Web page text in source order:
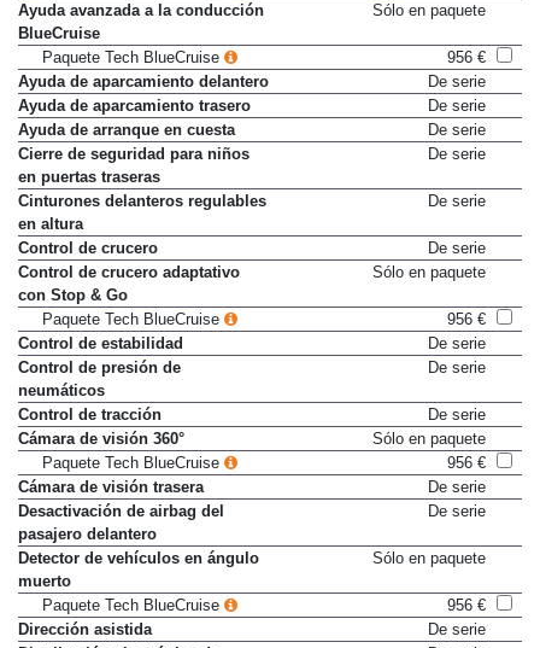
Ayuda avanzada a la conducción
BlueCruise
Sólo en paquete
Paquete Tech BlueCruise
956 €
Ayuda de aparcamiento delantero
De serie
Ayuda de aparcamiento trasero
De serie
Ayuda de arranque en cuesta
De serie
Cierre de seguridad para niños
en puertas traseras
De serie
Cinturones delanteros regulables
en altura
De serie
Control de crucero
De serie
Control de crucero adaptativo
con Stop & Go
Sólo en paquete
Paquete Tech BlueCruise
956 €
Control de estabilidad
De serie
Control de presión de
neumáticos
De serie
Control de tracción
De serie
Cámara de visión 360°
Sólo en paquete
Paquete Tech BlueCruise
956 €
Cámara de visión trasera
De serie
Desactivación de airbag del
pasajero delantero
De serie
Detector de vehículos en ángulo
muerto
Sólo en paquete
Paquete Tech BlueCruise
956 €
Dirección asistida
De serie